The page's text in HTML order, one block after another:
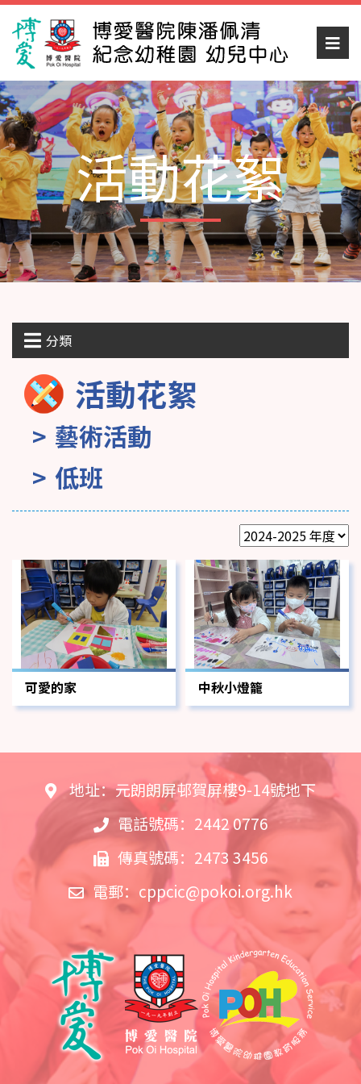
活動花絮
分類
活動花絮
藝術活動
低班
可愛的家 中秋小燈籠
地址：元朗朗屏邨賀屏樓9-14號地下
電話號碼：2442 0776
傳真號碼：2473 3456
電郵： cppcic@pokoi.org.hk